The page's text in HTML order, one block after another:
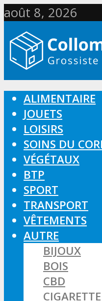
août 8, 2026
ALIMENTAIRE
JOUETS
LOISIRS
SOINS DU
VÉGÉTAUX
BTP
SPORT
TRANSPORT
VÊTEMENTS
AUTRE
BIJOUX
BOIS
CBD
CIGARETTE